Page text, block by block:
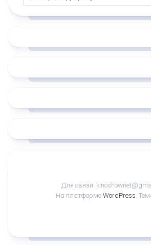
Для связи:
На платформе WordPress.